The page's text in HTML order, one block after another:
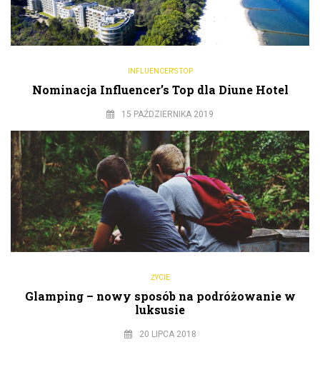
INFLUENCER'S TOP
Nominacja Influencer’s Top dla Diune Hotel
15 PAŹDZIERNIKA 2019
ŻYCIE
Glamping – nowy sposób na podróżowanie w
luksusie
20 LIPCA 2018